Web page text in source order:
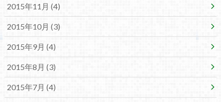
2015年11月 (4)
2015年10月 (3)
2015年9月 (4)
2015年8月 (3)
2015年7月 (4)